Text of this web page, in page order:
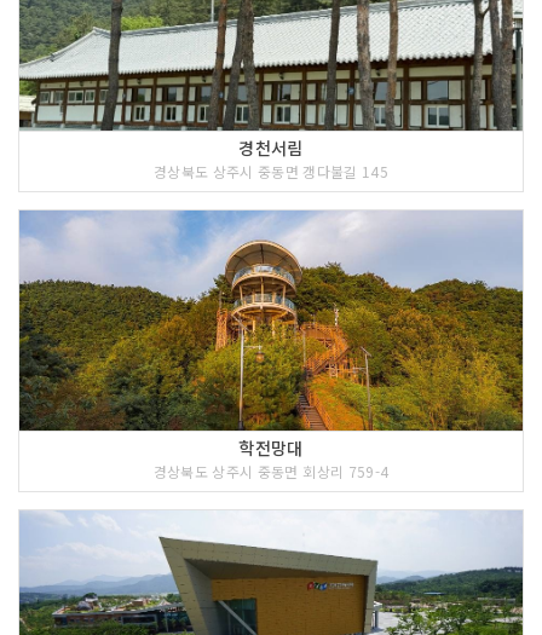
경천서림
경상북도 상주시 중동면 갱다불길 145
학전망대
경상북도 상주시 중동면 회상리 759-4